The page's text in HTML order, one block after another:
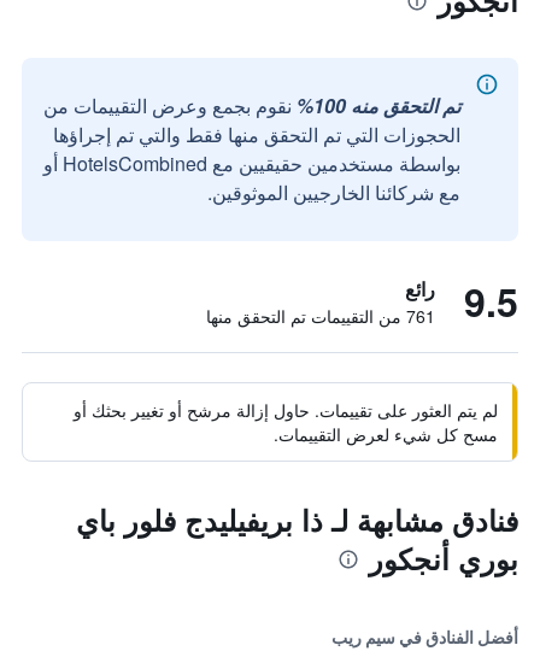
تم التحقق منه 100%
نقوم بجمع وعرض التقييمات من
الحجوزات التي تم التحقق منها فقط والتي تم إجراؤها
بواسطة مستخدمين حقيقيين مع HotelsCombined أو
مع شركائنا الخارجيين الموثوقين.
9.5 رائع
761 من التقييمات تم التحقق منها
لم يتم العثور على تقييمات. حاول إزالة مرشح أو تغيير بحثك أو
مسح كل شيء لعرض التقييمات.
فنادق مشابهة لـ ذا بريفيليدج فلور باي
بوري أنجكور
أفضل الفنادق في سيم ريب